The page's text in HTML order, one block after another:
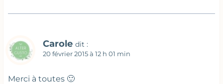
Carole dit :
20 février 2015 à 12 h 01 min
Merci à toutes 🙂